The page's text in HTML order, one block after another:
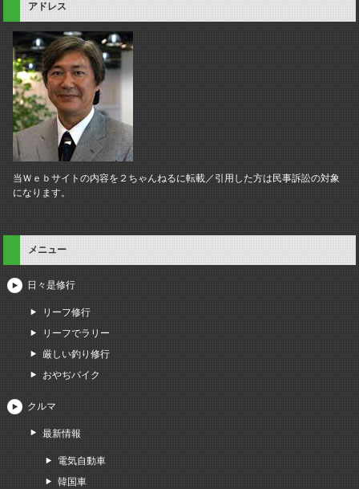
アドレス
当Ｗｅｂサイトの内容を２ちゃんねるに転載／引用した方は民事訴訟の対象
になります。
メニュー
日々是修行
リーフ修行
リーフでラリー
厳しい釣り修行
おやぢバイク
クルマ
最新情報
電気自動車
韓国車